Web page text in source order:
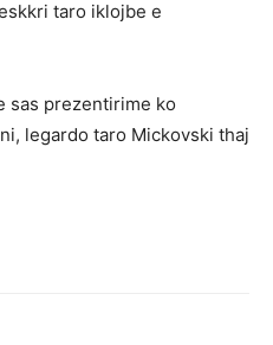
taro iklojbe e
sas prezentirime ko
legardo taro Mickovski thaj